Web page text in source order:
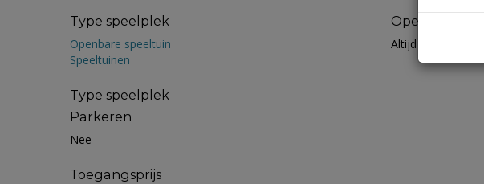
Type speelplek
Openbare speeltuin
Speeltuinen
Type speelplek
Parkeren
Nee
Toegangsprijs
Openingstijden
Altijd open